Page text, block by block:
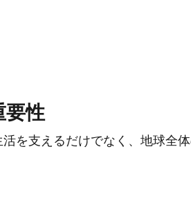
要性
を支えるだけでなく、地球全